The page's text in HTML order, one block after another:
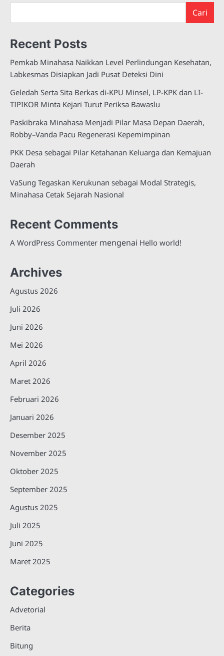
Cari
Recent Posts
Pemkab Minahasa Naikkan Level Perlindungan Kesehatan,
Labkesmas Disiapkan Jadi Pusat Deteksi Dini
Geledah Serta Sita Berkas di-KPU Minsel, LP-KPK dan LI-
TIPIKOR Minta Kejari Turut Periksa Bawaslu
Paskibraka Minahasa Menjadi Pilar Masa Depan Daerah,
Robby–Vanda Pacu Regenerasi Kepemimpinan
PKK Desa sebagai Pilar Ketahanan Keluarga dan Kemajuan
Daerah
VaSung Tegaskan Kerukunan sebagai Modal Strategis,
Minahasa Cetak Sejarah Nasional
Recent Comments
A WordPress Commenter mengenai Hello world!
Archives
Agustus 2026
Juli 2026
Juni 2026
Mei 2026
April 2026
Maret 2026
Februari 2026
Januari 2026
Desember 2025
November 2025
Oktober 2025
September 2025
Agustus 2025
Juli 2025
Juni 2025
Maret 2025
Categories
Advetorial
Berita
Bitung